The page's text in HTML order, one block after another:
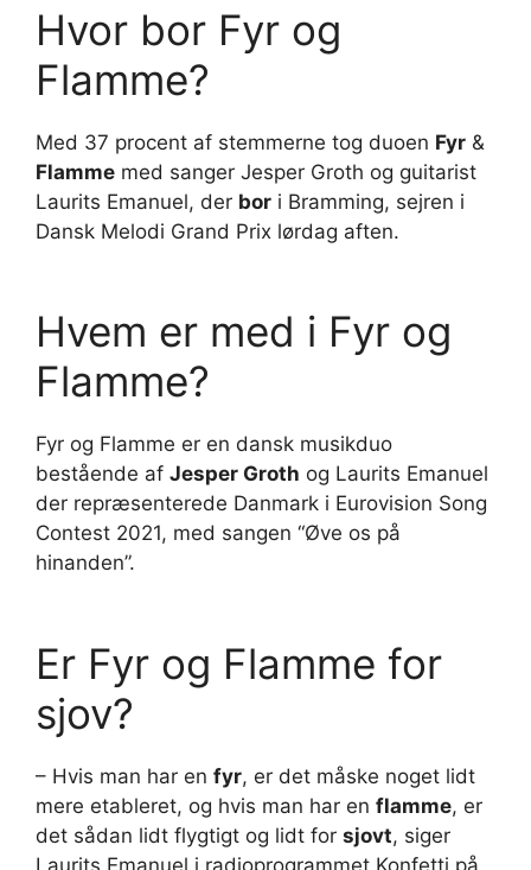
Hvor bor Fyr og
Flamme?
Med 37 procent af stemmerne tog duoen Fyr &
Flamme med sanger Jesper Groth og guitarist
Laurits Emanuel, der bor i Bramming, sejren i
Dansk Melodi Grand Prix lørdag aften.
Hvem er med i Fyr og
Flamme?
Fyr og Flamme er en dansk musikduo
bestående af Jesper Groth og Laurits Emanuel
der repræsenterede Danmark i Eurovision Song
Contest 2021, med sangen “Øve os på
hinanden”.
Er Fyr og Flamme for
sjov?
– Hvis man har en fyr, er det måske noget lidt
mere etableret, og hvis man har en flamme, er
det sådan lidt flygtigt og lidt for sjovt, siger
Laurits Emanuel i radioprogrammet Konfetti på